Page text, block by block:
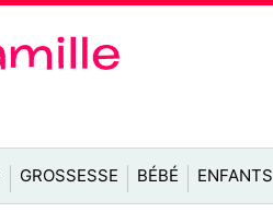
GROSSESSE BÉBÉ ENFANTS